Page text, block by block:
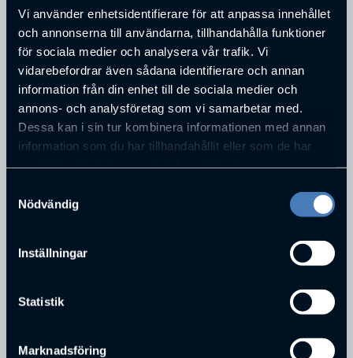
Vi använder enhetsidentifierare för att anpassa innehållet
och annonserna till användarna, tillhandahålla funktioner
för sociala medier och analysera vår trafik. Vi
vidarebefordrar även sådana identifierare och annan
information från din enhet till de sociala medier och
annons- och analysföretag som vi samarbetar med.
Dessa kan i sin tur kombinera informationen med annan
information som du har tillhandahållit eller som de har
Nödvändig
Inställningar
Statistik
Marknadsföring
Box 89
POSTNUMMER
Borås
STAD
503 06
TELEFONNUMMER